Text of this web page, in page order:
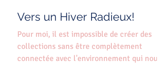
Vers un Hiver Radieux!
Pour moi, il est impossible de créer des
collections sans être complètement
connectée avec l'environnement qui nous